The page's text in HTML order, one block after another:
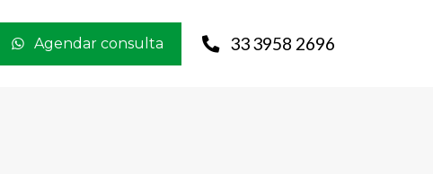
Agendar consulta 33 3958 2696